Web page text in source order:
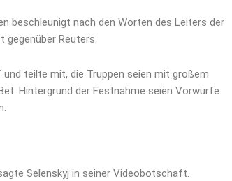
beschleunigt nach den Worten des Leiters der
gegenüber Reuters.
teilte mit, die Truppen seien mit großem
Hintergrund der Festnahme seien Vorwürfe
Selenskyj in seiner Videobotschaft.